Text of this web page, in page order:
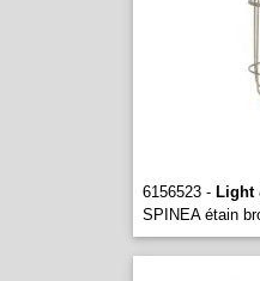
6156523 - Light
SPINEA étain